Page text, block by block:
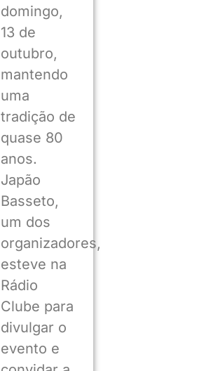
domingo,
13 de
outubro,
mantendo
uma
tradição de
quase 80
anos.
Japão
Basseto,
um dos
organizadores,
esteve na
Rádio
Clube para
divulgar o
evento e